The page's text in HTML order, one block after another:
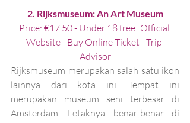
2. Rijksmuseum: An Art Museum
Price: €17.50 - Under 18 free| Official
Website | Buy Online Ticket | Trip
Advisor
Rijksmuseum merupakan salah satu ikon
lainnya dari kota ini. Tempat ini
merupakan museum seni terbesar di
Amsterdam. Letaknya benar-benar di